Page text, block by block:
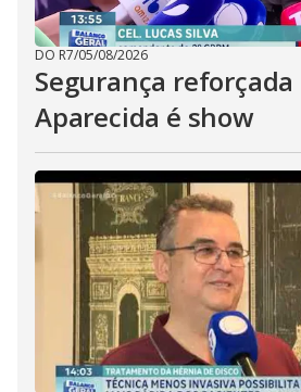
DO R7/05/08/2026
Segurança reforçada
Aparecida é show